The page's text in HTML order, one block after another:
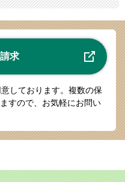
求
しております。 複数の保
すので、お気軽にお問い